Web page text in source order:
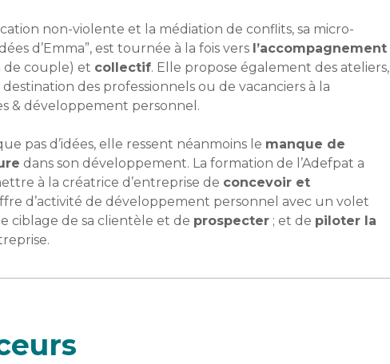
non-violente et la médiation de conflits, sa micro-
d’Emma”, est tournée à la fois vers l’accompagnement
de couple) et collectif. Elle propose également des ateliers,
des professionnels ou de vacanciers à la
& développement personnel.
pas d’idées, elle ressent néanmoins le manque de
dans son développement. La formation de l’Adefpat a
à la créatrice d’entreprise de concevoir et
d’activité de développement personnel avec un volet
ciblage de sa clientèle et de prospecter ; et de piloter la